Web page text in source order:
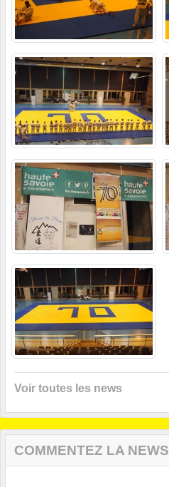
Voir toutes les news
COMMENTEZ LA NEWS